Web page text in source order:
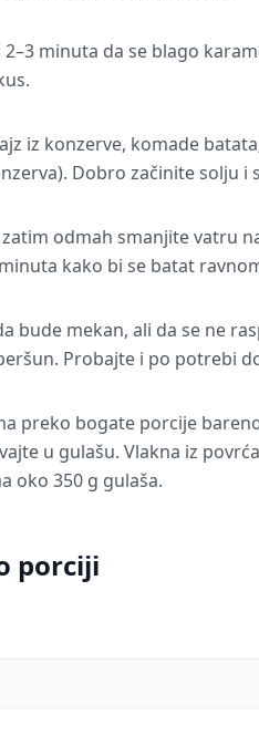
minuta da se blago
iz konzerve, komade
Dobro začinite solju i
odmah smanjite vatru
kako bi se batat
bude mekan, ali da se ne
Probajte i po potrebi
preko bogate porcije
u gulašu. Vlakna iz
oko 350 g gulaša.
porciji